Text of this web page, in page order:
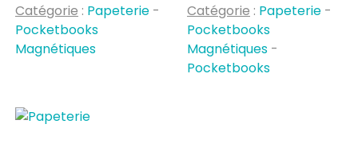
Catégorie : Papeterie -
Pocketbooks
Magnétiques
Catégorie : Papeterie -
Pocketbooks
Magnétiques -
Pocketbooks